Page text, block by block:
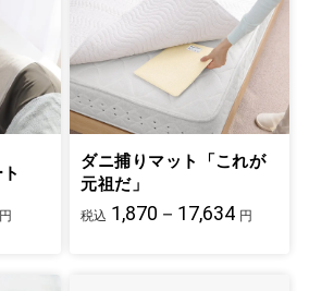
円
ダニ捕りマット「これが
元祖だ」
税込 1,870－17,634 円